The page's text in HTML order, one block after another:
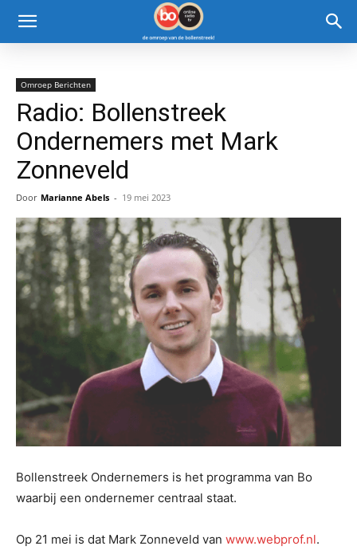
Omroep Berichten
Radio: Bollenstreek
Ondernemers met Mark
Zonneveld
Door Marianne Abels - 19 mei 2023
Bollenstreek Ondernemers is het programma van Bo
waarbij een ondernemer centraal staat.
Op 21 mei is dat Mark Zonneveld van www.webprof.nl.